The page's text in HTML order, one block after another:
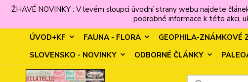
ŽHAVÉ NOVINKY : V levém sloupci úvodní strany webu najdete
podrobné informace k této akci,
ÚVOD+KF
FAUNA - FLORA GEOPHILA-ZNÁMKOVÉ
SLOVENSKO - NOVINKY
ODBORNÉ ČLÁNKY